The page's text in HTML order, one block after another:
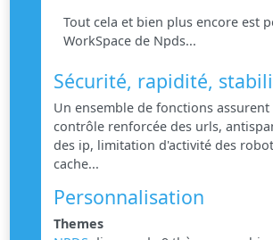
Tout cela et bien plus encore est
WorkSpace de Npds...
Sécurité, rapidité,
Un ensemble de fonctions assurent
contrôle renforcée des urls,
des ip, limitation d'activité des
cache...
Personnalisation
Themes